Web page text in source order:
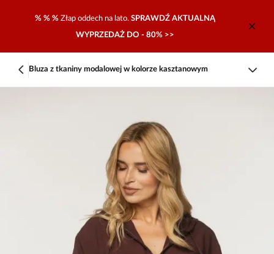
% % % Złap oddech na lato. SPRAWDŹ AKTUALNĄ
WYPRZEDAŻ DO - 80% >>
Bluza z tkaniny modalowej w kolorze kasztanowym